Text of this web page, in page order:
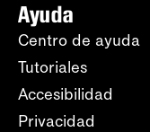
Ayuda
Centro de ayuda
Tutoriales
Accesibilidad
Privacidad